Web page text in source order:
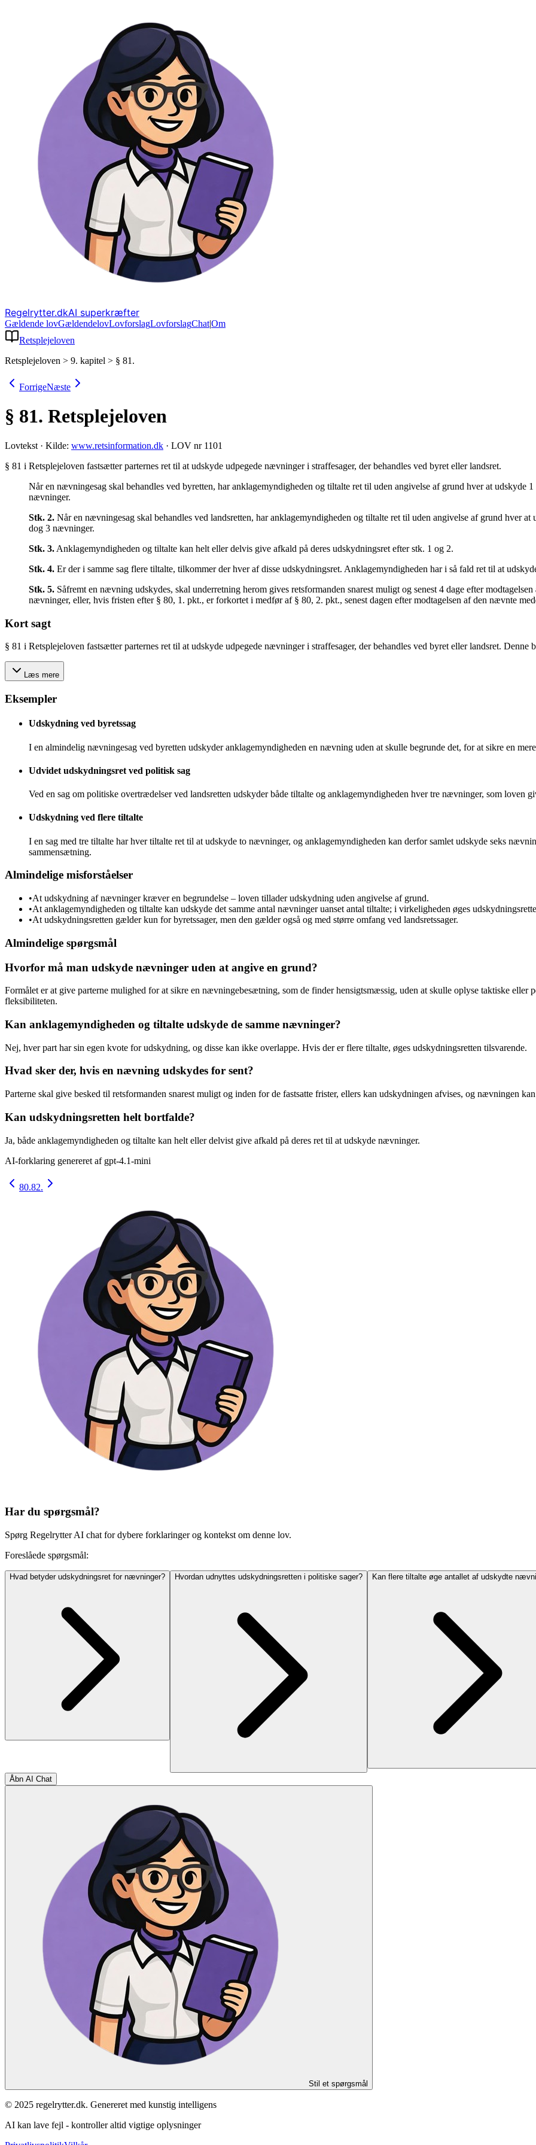
Regelrytter.dkAI superkræfter
Gældende lovGældendelovLovforslagLovforslagChat|Om
Retsplejeloven
Retsplejeloven > 9. kapitel > § 81.
ForrigeNæste
§ 81. Retsplejeloven
Lovtekst · Kilde: www.retsinformation.dk · LOV nr 1101
§ 81 i Retsplejeloven fastsætter parternes ret til at udskyde udpegede nævninger i straffesager, der behandles ved byret eller landsret.
Når en nævningesag skal behandles ved byretten, har anklagemyndigheden og tiltalte ret til uden angivelse af grund hver at udskyde
nævninger.
Stk. 2. Når en nævningesag skal behandles ved landsretten, har anklagemyndigheden og tiltalte ret til uden angivelse af grund hver
dog 3 nævninger.
Stk. 3. Anklagemyndigheden og tiltalte kan helt eller delvis give afkald på deres udskydningsret efter stk. 1 og 2.
Stk. 4. Er der i samme sag flere tiltalte, tilkommer der hver af disse udskydningsret. Anklagemyndigheden har i så fald ret til at
Stk. 5. Såfremt en nævning udskydes, skal underretning herom gives retsformanden snarest muligt og senest 4 dage efter
nævninger, eller, hvis fristen efter § 80, 1. pkt., er forkortet i medfør af § 80, 2. pkt., senest dagen efter modtagelsen af den nævnte
Kort sagt
§ 81 i Retsplejeloven fastsætter parternes ret til at udskyde udpegede nævninger i straffesager, der behandles ved byret eller landsret. Denne
Læs mere
Eksempler
Udskydning ved byretssag
I en almindelig nævningesag ved byretten udskyder anklagemyndigheden en nævning uden at skulle begrunde det, for at sikre en
Udvidet udskydningsret ved politisk sag
Ved en sag om politiske overtrædelser ved landsretten udskyder både tiltalte og anklagemyndigheden hver tre nævninger, som loven
Udskydning ved flere tiltalte
I en sag med tre tiltalte har hver tiltalte ret til at udskyde to nævninger, og anklagemyndigheden kan derfor samlet udskyde seks
sammensætning.
Almindelige misforståelser
•At udskydning af nævninger kræver en begrundelse – loven tillader udskydning uden angivelse af grund.
•At anklagemyndigheden og tiltalte kan udskyde det samme antal nævninger uanset antal tiltalte; i virkeligheden øges
•At udskydningsretten gælder kun for byretssager, men den gælder også og med større omfang ved landsretssager.
Almindelige spørgsmål
Hvorfor må man udskyde nævninger uden at angive en grund?
Formålet er at give parterne mulighed for at sikre en nævningebesætning, som de finder hensigtsmæssig, uden at skulle oplyse taktiske eller
fleksibiliteten.
Kan anklagemyndigheden og tiltalte udskyde de samme nævninger?
Nej, hver part har sin egen kvote for udskydning, og disse kan ikke overlappe. Hvis der er flere tiltalte, øges udskydningsretten tilsvarende.
Hvad sker der, hvis en nævning udskydes for sent?
Parterne skal give besked til retsformanden snarest muligt og inden for de fastsatte frister, ellers kan udskydningen afvises, og nævningen
Kan udskydningsretten helt bortfalde?
Ja, både anklagemyndigheden og tiltalte kan helt eller delvist give afkald på deres ret til at udskyde nævninger.
AI-forklaring genereret af gpt-4.1-mini
80.82.
Har du spørgsmål?
Spørg Regelrytter AI chat for dybere forklaringer og kontekst om denne lov.
Foreslåede spørgsmål:
Hvad betyder udskydningsret for nævninger? Hvordan udnyttes udskydningsretten i politiske sager? Kan flere tiltalte øge antallet af udskydte
Åbn AI Chat
Stil et spørgsmål
© 2025 regelrytter.dk. Genereret med kunstig intelligens
AI kan lave fejl - kontroller altid vigtige oplysninger